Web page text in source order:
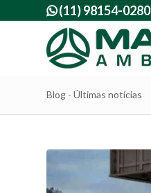
(11) 98154-0280
Blog - Últimas notícias